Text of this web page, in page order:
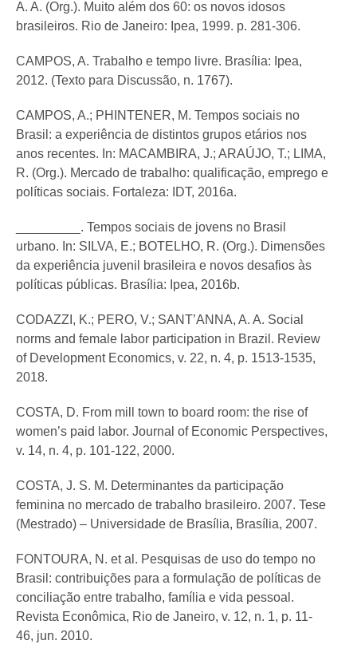
A. A. (Org.). Muito além dos 60: os novos idosos
brasileiros. Rio de Janeiro: Ipea, 1999. p. 281-306.
CAMPOS, A. Trabalho e tempo livre. Brasília: Ipea,
2012. (Texto para Discussão, n. 1767).
CAMPOS, A.; PHINTENER, M. Tempos sociais no
Brasil: a experiência de distintos grupos etários nos
anos recentes. In: MACAMBIRA, J.; ARAÚJO, T.; LIMA,
R. (Org.). Mercado de trabalho: qualificação, emprego e
políticas sociais. Fortaleza: IDT, 2016a.
_________. Tempos sociais de jovens no Brasil
urbano. In: SILVA, E.; BOTELHO, R. (Org.). Dimensões
da experiência juvenil brasileira e novos desafios às
políticas públicas. Brasília: Ipea, 2016b.
CODAZZI, K.; PERO, V.; SANT’ANNA, A. A. Social
norms and female labor participation in Brazil. Review
of Development Economics, v. 22, n. 4, p. 1513-1535,
2018.
COSTA, D. From mill town to board room: the rise of
women’s paid labor. Journal of Economic Perspectives,
v. 14, n. 4, p. 101-122, 2000.
COSTA, J. S. M. Determinantes da participação
feminina no mercado de trabalho brasileiro. 2007. Tese
(Mestrado) – Universidade de Brasília, Brasília, 2007.
FONTOURA, N. et al. Pesquisas de uso do tempo no
Brasil: contribuições para a formulação de políticas de
conciliação entre trabalho, família e vida pessoal.
Revista Econômica, Rio de Janeiro, v. 12, n. 1, p. 11-
46, jun. 2010.